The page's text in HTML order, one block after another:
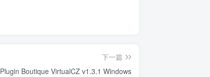
下一篇
Plugin Boutique VirtualCZ v1.3.1 Windows